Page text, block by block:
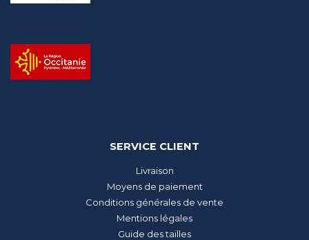
SERVICE CLIENT
Livraison
Moyens de paiement
Conditions générales de vente
Mentions légales
Guide des tailles